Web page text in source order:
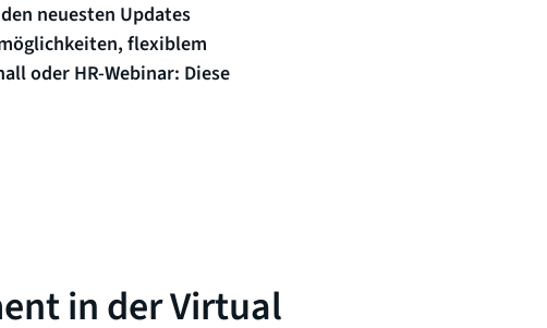
neuesten Updates
flexiblem
oder HR-Webinar: Diese
in der Virtual